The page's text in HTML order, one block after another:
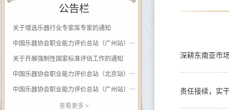
公告栏
关于增选乐器行业专家库专家的通知
中国乐器协会职业能力评价总站（广州站） 2026年第一批《钢琴及键盘乐器制作工》登记评价通知
关于开展强制性国家标准评估工作的通知
中国乐器协会职业能力评价总站（北京站） 关于开展（黑河学院）钢琴调律师职业等级评价的通知
中国乐器协会职业能力评价总站（广州站） 2026年广西站钢琴调律师等级评价通知
关于举办乐器行业数据价值专题培训的通知
查看更多 >